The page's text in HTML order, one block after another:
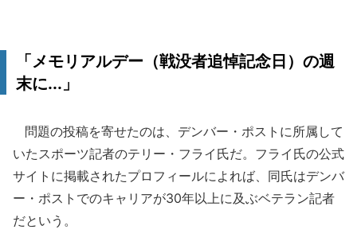
「メモリアルデー（戦没者追悼記念日）の週
末に...」
問題の投稿を寄せたのは、デンバー・ポストに所属して
いたスポーツ記者のテリー・フライ氏だ。フライ氏の公式
サイトに掲載されたプロフィールによれば、同氏はデンバ
ー・ポストでのキャリアが30年以上に及ぶベテラン記者
だという。